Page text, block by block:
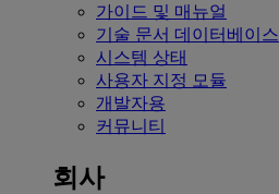
가이드 및 매뉴얼
기술 문서 데이터베이스
시스템 상태
사용자 지정 모듈
개발자용
커뮤니티
회사